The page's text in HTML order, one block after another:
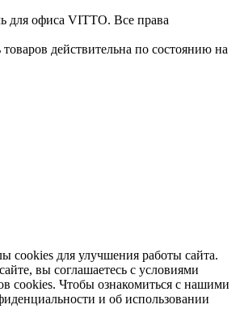
для офиса VITTO. Все права
товаров действительна по состоянию на
cookies для улучшения работы сайта.
вы соглашаетесь с условиями
cookies. Чтобы ознакомиться с нашими
и об использовании